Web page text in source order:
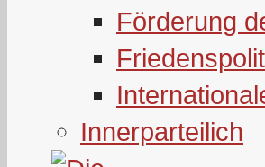
Förderung
Innerparteilich